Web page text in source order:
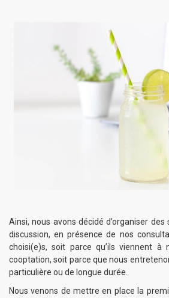
Ainsi, nous avons décidé d’organiser des
discussion, en présence de nos
choisi(e)s, soit parce qu’ils viennent à
cooptation, soit parce que nous
particulière ou de longue durée.
Nous venons de mettre en place la